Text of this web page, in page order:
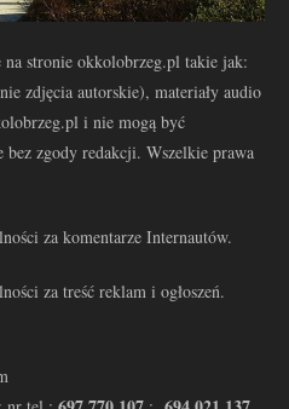
stronie okkolobrzeg.pl takie jak:
zdjęcia autorskie), materiały audio
i nie mogą być
zgody redakcji. Wszelkie prawa
za komentarze Internautów.
za treść reklam i ogłoszeń.